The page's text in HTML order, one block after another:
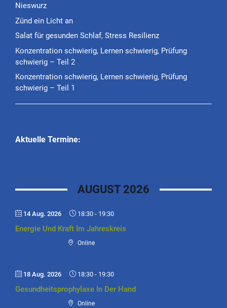
Nieswurz
Zünd ein Licht an
Salat für gesunden Schlaf, Stress Resilienz
Konzentration schwierig, Lernen schwierig, Prüfung
schwierig – Teil 2
Konzentration schwierig, Lernen schwierig, Prüfung
schwierig – Teil 1
Aktuelle Termine:
AUGUST 2026
14 Aug. 2026 18:30 - 19:30
Energie Und Kraft Im Jahreskreis
Online
18 Aug. 2026 18:30 - 19:30
Gesundheitsprophylaxe In Der Hand
Online